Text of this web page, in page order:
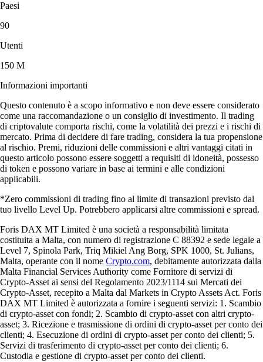
Paesi
90
Utenti
150 M
Informazioni importanti
Questo contenuto è a scopo informativo e non deve essere considerato
come una raccomandazione o un consiglio di investimento. Il trading
di criptovalute comporta rischi, come la volatilità dei prezzi e i rischi di
mercato. Prima di decidere di fare trading, considera la tua propensione
al rischio. Premi, riduzioni delle commissioni e altri vantaggi citati in
questo articolo possono essere soggetti a requisiti di idoneità, possesso
di token e possono variare in base ai termini e alle condizioni
applicabili.
*Zero commissioni di trading fino al limite di transazioni previsto dal
tuo livello Level Up. Potrebbero applicarsi altre commissioni e spread.
Foris DAX MT Limited è una società a responsabilità limitata
costituita a Malta, con numero di registrazione C 88392 e sede legale a
Level 7, Spinola Park, Triq Mikiel Ang Borg, SPK 1000, St. Julians,
Malta, operante con il nome Crypto.com, debitamente autorizzata dalla
Malta Financial Services Authority come Fornitore di servizi di
Crypto-Asset ai sensi del Regolamento 2023/1114 sui Mercati dei
Crypto-Asset, recepito a Malta dal Markets in Crypto Assets Act. Foris
DAX MT Limited è autorizzata a fornire i seguenti servizi: 1. Scambio
di crypto-asset con fondi; 2. Scambio di crypto-asset con altri crypto-
asset; 3. Ricezione e trasmissione di ordini di crypto-asset per conto dei
clienti; 4. Esecuzione di ordini di crypto-asset per conto dei clienti; 5.
Servizi di trasferimento di crypto-asset per conto dei clienti; 6.
Custodia e gestione di crypto-asset per conto dei clienti.